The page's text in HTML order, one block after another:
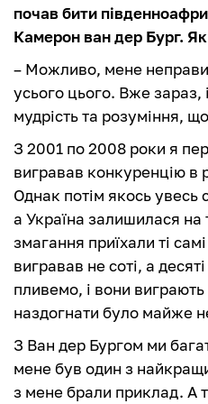
почав бити
Камерон ван дер Бург.
– Можливо, мене
усього цього. Вже зараз,
мудрість та розуміння,
З 2001 по 2008 роки я
вигравав конкуренцію в
Однак потім якось увесь
а Україна залишилася
змагання приїхали ті
вигравав не соті, а
пливемо, і вони виграють
наздогнати було майже
З Ван дер Бургом ми
мене був один з
з мене брали приклад. А